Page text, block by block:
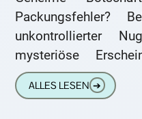
Packungsfehler?
unkontrollierter
mysteriöse
Nuggets in einer
Packung hat nun
ALLES LESEN ➔